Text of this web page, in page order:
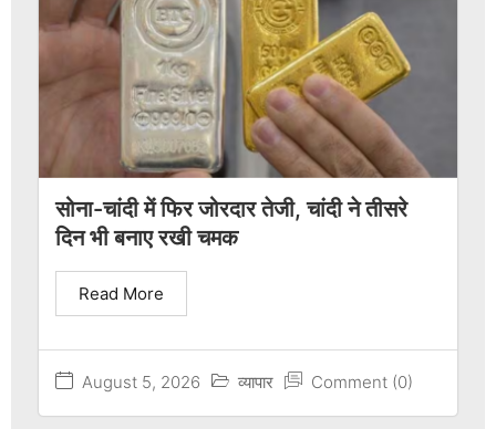
सोना-चांदी में फिर जोरदार तेजी, चांदी ने तीसरे
दिन भी बनाए रखी चमक
August 5, 2026 व्यापार Comment (0)
Read More